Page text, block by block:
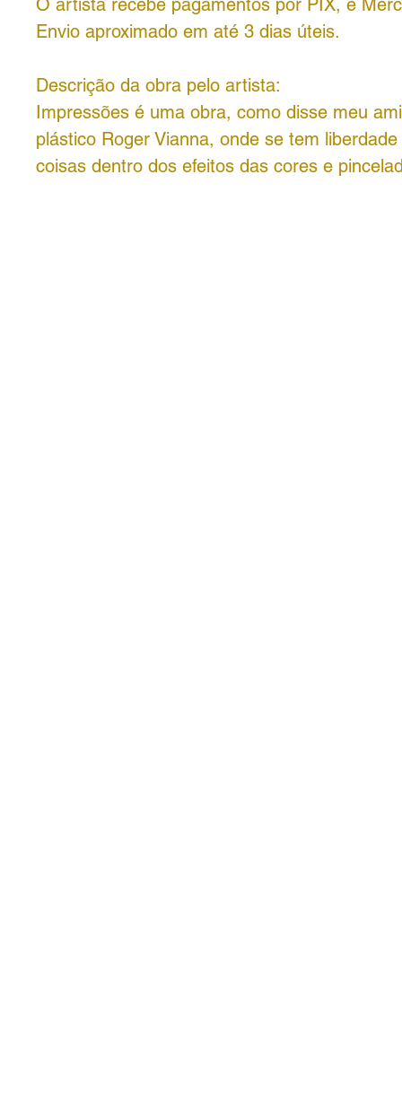
O artista recebe pagamentos por PIX, e
Envio aproximado em até 3 dias úteis.
Descrição da obra pelo artista:
Impressões é uma obra, como disse meu
plástico Roger Vianna, onde se tem
coisas dentro dos efeitos das cores e